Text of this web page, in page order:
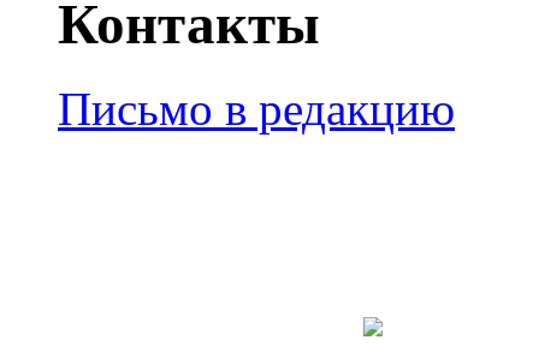
Контакты
Письмо в редакцию